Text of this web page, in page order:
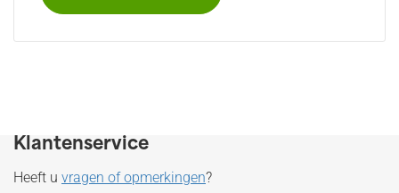
Klantenservice
Heeft u vragen of opmerkingen?